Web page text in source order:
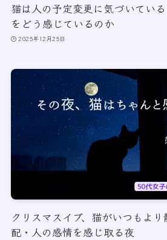
猫は人の予定変更に気づいてい
をどう感じているのか
2025年12月25日
クリスマスイブ、猫がいつもよ
配・人の感情を感じ取る夜